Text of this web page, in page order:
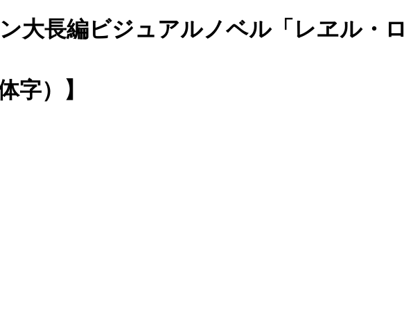
大長編ビジュアルノベル「レヱル・ロ
字）】